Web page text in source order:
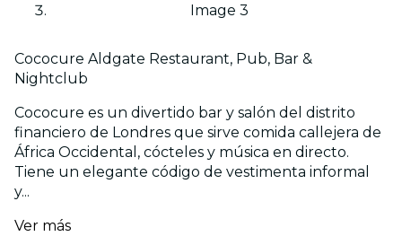
Image 3
Cococure Aldgate Restaurant, Pub, Bar &
Nightclub
Cococure es un divertido bar y salón del distrito
financiero de Londres que sirve comida callejera de
África Occidental, cócteles y música en directo.
Tiene un elegante código de vestimenta informal
y...
Ver más